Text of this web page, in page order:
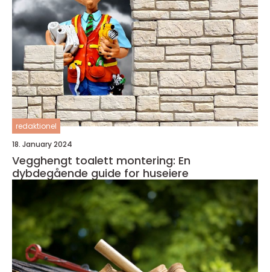
redaktionel
18. January 2024
Vegghengt toalett montering: En
dybdegående guide for huseiere